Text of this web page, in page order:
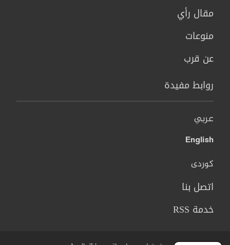
مقال رأي
منوعات
عن قرب
روابط مفيدة
عربي
English
کوردی
اتصل بنا
خدمة RSS